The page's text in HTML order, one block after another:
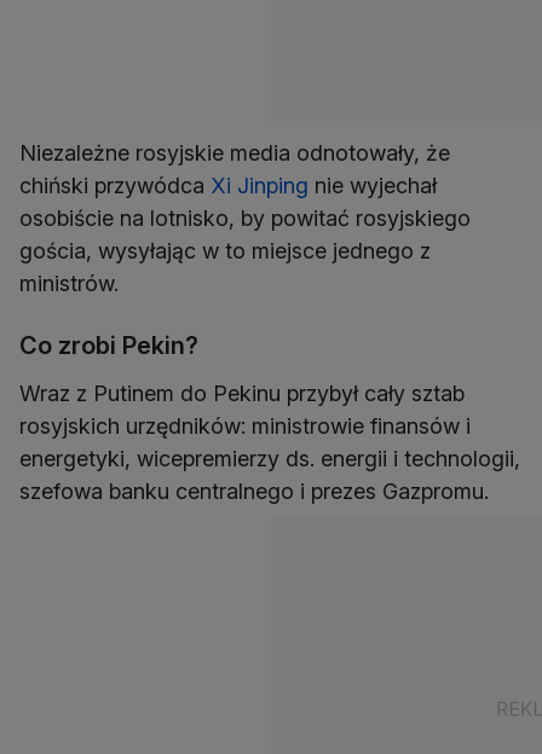
Niezależne rosyjskie media odnotowały, że
chiński przywódca Xi Jinping nie wyjechał
osobiście na lotnisko, by powitać rosyjskiego
gościa, wysyłając w to miejsce jednego z
ministrów.
Co zrobi Pekin?
Wraz z Putinem do Pekinu przybył cały sztab
rosyjskich urzędników: ministrowie finansów i
energetyki, wicepremierzy ds. energii i technologii,
szefowa banku centralnego i prezes Gazpromu.